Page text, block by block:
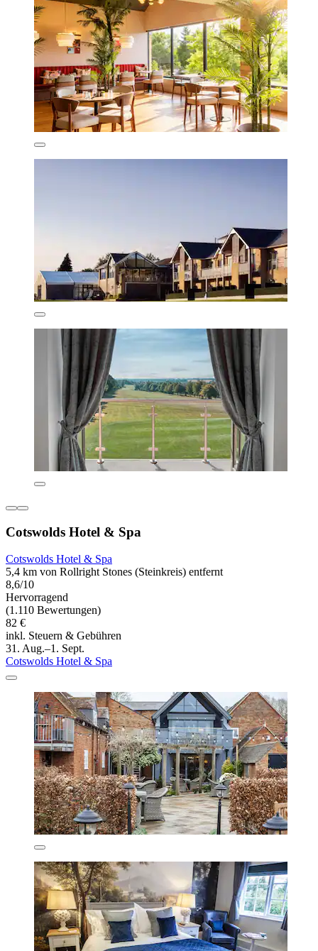
Cotswolds Hotel & Spa
Cotswolds Hotel & Spa
5,4 km von Rollright Stones (Steinkreis) entfernt
8,6/10
Hervorragend
(1.110 Bewertungen)
82 €
inkl. Steuern & Gebühren
31. Aug.–1. Sept.
Cotswolds Hotel & Spa